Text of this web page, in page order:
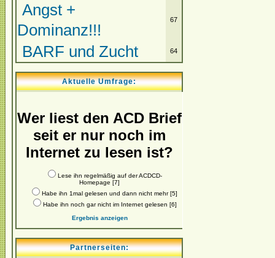
Angst +
Dominanz!!!
67
BARF und Zucht 64
Aktuelle Umfrage:
Wer liest den ACD Brief
seit er nur noch im
Internet zu lesen ist?
Lese ihn regelmäßig auf der ACDCD-
Homepage [7]
Habe ihn 1mal gelesen und dann nicht mehr [5]
Habe ihn noch gar nicht im Internet gelesen [6]
Ergebnis anzeigen
Partnerseiten: